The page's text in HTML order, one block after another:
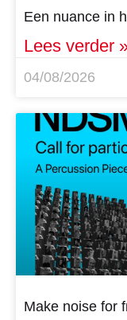
Een nuance in
Lees verder
04/08/2026
Make noise for